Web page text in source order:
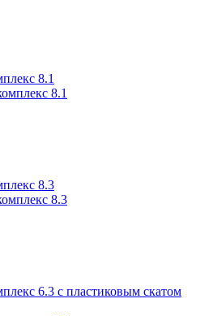
8.1
8.3
6.3 c пластиковым скатом